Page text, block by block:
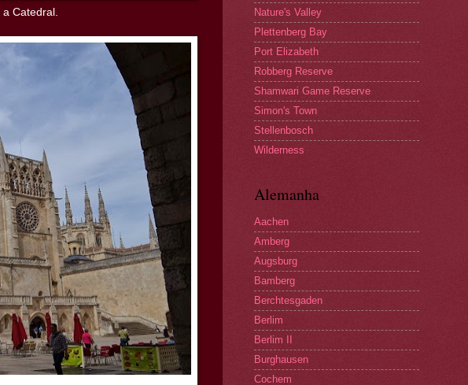
Catedral.
Nature's Valley
Plettenberg Bay
Port Elizabeth
Robberg Reserve
Shamwari Game Reserve
Simon's Town
Stellenbosch
Wilderness
Alemanha
Aachen
Amberg
Augsburg
Bamberg
Berchtesgaden
Berlim
Berlim II
Burghausen
Cochem